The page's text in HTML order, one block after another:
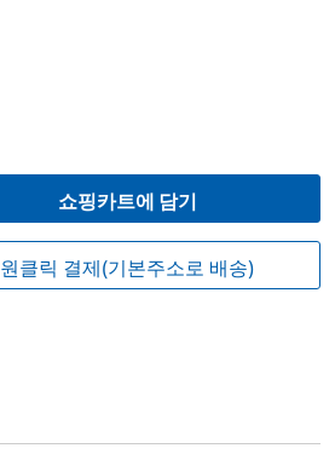
쇼핑카트에 담기
원클릭 결제(기본주소로 배송)